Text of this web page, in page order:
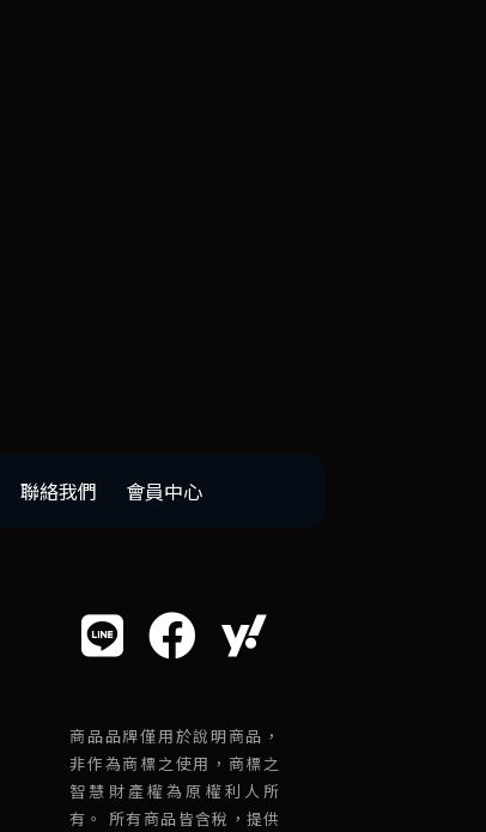
聯絡我們 會員中心
商品品牌僅用於說明商品，
非作為商標之使用，商標之
智慧財產權為原權利人所
有。 所有商品皆含稅，提供